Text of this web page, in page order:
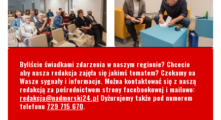
Byliście świadkami zdarzenia w naszym regionie? Chcecie
aby nasza redakcja zajęła się jakimś tematem? Czekamy na
Wasze sygnały i informacje. Można kontaktować się z naszą
redakcja@nadmorski24.plDyżurujemy także pod numerem
telefonu729 715 670.
Komentarze